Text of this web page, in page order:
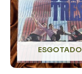
ESGOTADO